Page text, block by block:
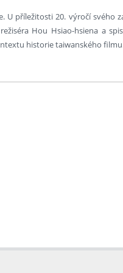
U příležitosti 20. výročí svého
Hou Hsiao-hsiena a
historie taiwanského